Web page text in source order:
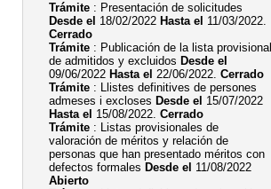
Trámite : Presentación de solicitudes
Desde el 18/02/2022 Hasta el 11/03/2022.
Cerrado
Trámite : Publicación de la lista provisional
de admitidos y excluidos Desde el
09/06/2022 Hasta el 22/06/2022. Cerrado
Trámite : Llistes definitives de persones
admeses i excloses Desde el 15/07/2022
Hasta el 15/08/2022. Cerrado
Trámite : Listas provisionales de
valoración de méritos y relación de
personas que han presentado méritos con
defectos formales Desde el 11/08/2022
Abierto